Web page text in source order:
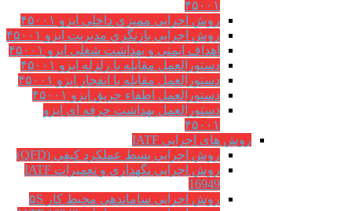
۴۵۰۰۱
روش اجرایی ممیزی داخلی ایزو ۴۵۰۰۱
روش اجرایی بازنگری مدیریت ایزو ۴۵۰۰۱
اهداف ایمنی و بهداشت شغلی ایزو ۴۵۰۰۱
دستورالعمل مقابله با زلزله ایزو ۴۵۰۰۱
دستورالعمل مقابله با انفجار ایزو ۴۵۰۰۱
دستورالعمل اطفاء حریق ایزو ۴۵۰۰۱
دستورالعمل بهداشت حرفه ای ایزو
۴۵۰۰۱
روش های اجرایی IATF
روش اجرایی بسط عملکرد کیفی (QFD)
روش اجرایی نگهداری و تعمیرات IATF
16949
روش اجرایی ساماندهی محیط کار ۵S